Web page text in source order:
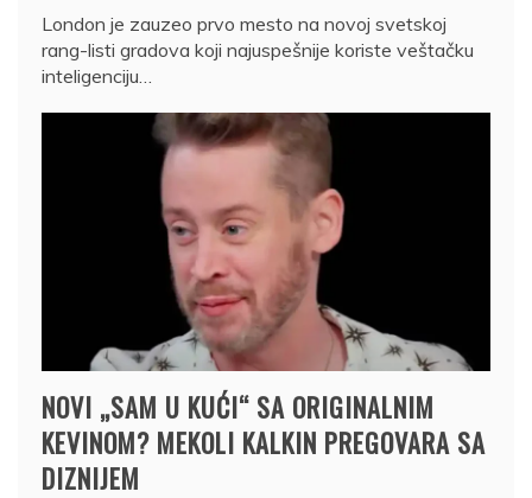
London je zauzeo prvo mesto na novoj svetskoj
rang-listi gradova koji najuspešnije koriste veštačku
inteligenciju…
NOVI „SAM U KUĆI“ SA ORIGINALNIM
KEVINOM? MEKOLI KALKIN PREGOVARA SA
DIZNIJEM